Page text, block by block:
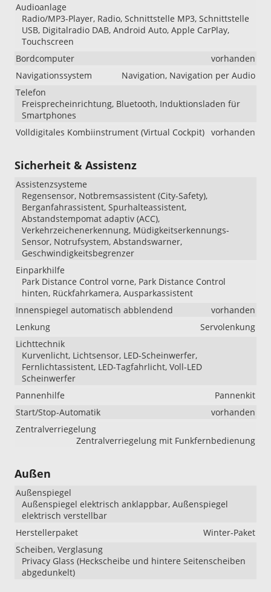
Audioanlage
Radio/MP3-Player, Radio, Schnittstelle MP3, Schnittstelle
USB, Digitalradio DAB, Android Auto, Apple CarPlay,
Touchscreen
Bordcomputer
vorhanden
Navigationssystem
Navigation, Navigation per Audio
Telefon
Freisprecheinrichtung, Bluetooth, Induktionsladen für
Smartphones
Volldigitales Kombiinstrument (Virtual Cockpit) vorhanden
Sicherheit & Assistenz
Assistenzsysteme
Regensensor, Notbremsassistent (City-Safety),
Berganfahrassistent, Spurhalteassistent,
Abstandstempomat adaptiv (ACC),
Verkehrzeichenerkennung, Müdigkeitserkennungs-
Sensor, Notrufsystem, Abstandswarner,
Geschwindigkeitsbegrenzer
Einparkhilfe
Park Distance Control vorne, Park Distance Control
hinten, Rückfahrkamera, Ausparkassistent
Innenspiegel automatisch abblendend
vorhanden
Lenkung
Servolenkung
Lichttechnik
Kurvenlicht, Lichtsensor, LED-Scheinwerfer,
Fernlichtassistent, LED-Tagfahrlicht, Voll-LED
Scheinwerfer
Pannenhilfe
Pannenkit
Start/Stop-Automatik
vorhanden
Zentralverriegelung
Zentralverriegelung mit Funkfernbedienung
Außen
Außenspiegel
Außenspiegel elektrisch anklappbar, Außenspiegel
elektrisch verstellbar
Herstellerpaket
Winter-Paket
Scheiben, Verglasung
Privacy Glass (Heckscheibe und hintere Seitenscheiben
abgedunkelt)